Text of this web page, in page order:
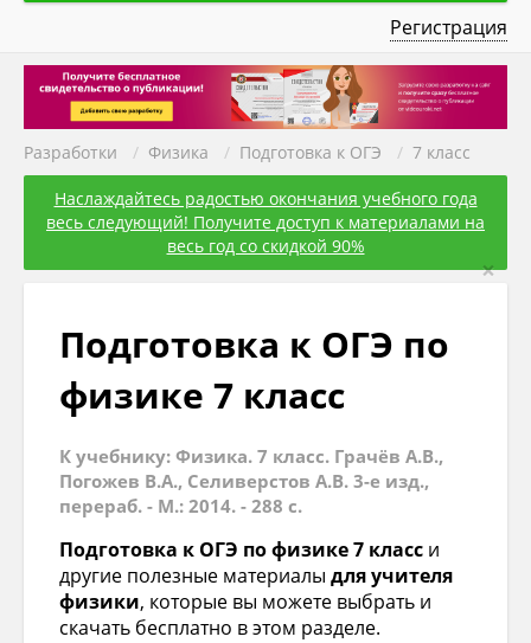
Регистрация
Разработки / Физика / Подготовка к ОГЭ / 7 класс
Наслаждайтесь радостью окончания учебного года
весь следующий! Получите доступ к материалами на
весь год со скидкой 90%
×
Подготовка к ОГЭ по
физике 7 класс
К учебнику: Физика. 7 класс. Грачёв А.В.,
Погожев В.А., Селиверстов А.В. 3-е изд.,
перераб. - М.: 2014. - 288 с.
Подготовка к ОГЭ по физике 7 класс и
другие полезные материалы для учителя
физики, которые вы можете выбрать и
скачать бесплатно в этом разделе.